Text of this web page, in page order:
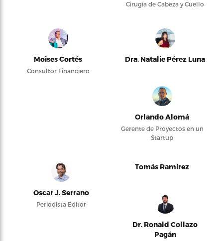
Cirugía de Cabeza y Cuello
Moises Cortés
Consultor Financiero
Dra. Natalie Pérez Luna
Orlando Alomá
Gerente de Proyectos en un
Startup
Oscar J. Serrano
Periodista Editor
Tomás Ramírez
Dr. Ronald Collazo
Pagán